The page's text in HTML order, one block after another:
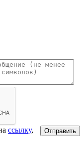
Отправить
ссылку,